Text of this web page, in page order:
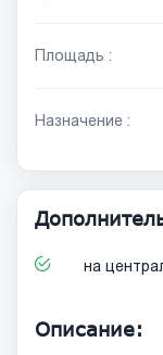
Площадь :
Назначение :
на
Описание: